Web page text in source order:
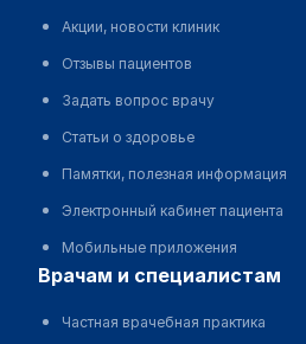
Акции, новости клиник
Отзывы пациентов
Задать вопрос врачу
Статьи о здоровье
Памятки, полезная информация
Электронный кабинет пациента
Мобильные приложения
врачам и специалистам
Частная врачебная практика